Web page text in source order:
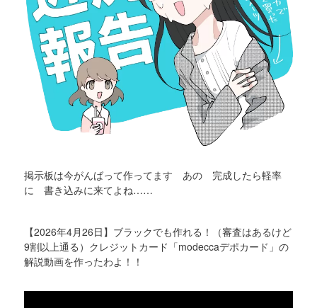
掲示板は今がんばって作ってます あの 完成したら軽率
に 書き込みに来てよね……
【2026年4月26日】ブラックでも作れる！（審査はあるけど
9割以上通る）クレジットカード「modeccaデポカード」の
解説動画を作ったわよ！！